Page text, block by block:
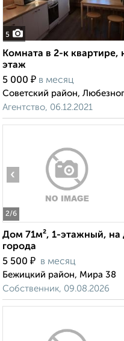
5
Комната в 2-к квартире,
этаж
5 000 ₽ в месяц
Советский район,
Агентство, 06.12.2021
2/6
‹
Дом 71м², 1-этажный, на
города
5 500 ₽ в месяц
Бежицкий район, Мира 38
Собственник, 09.08.2026